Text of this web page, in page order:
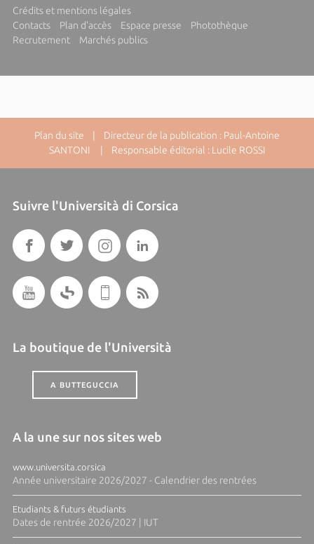
Crédits et mentions légales
Contacts
Plan d'accès Espace presse
Photothèque
Recrutement
Marchés publics
Plan du site | Directeur de la publication : Paul-Antoine
SANTONI | Responsable éditorial : Lucile ROSSI
Suivre l'Università di Corsica
La boutique de l'Università
A BUTTEGUCCIA
A la une sur nos sites web
www.universita.corsica
Année universitaire 2026/2027 - Calendrier des rentrées
Etudiants & futurs étudiants
Dates de rentrée 2026/2027 | IUT